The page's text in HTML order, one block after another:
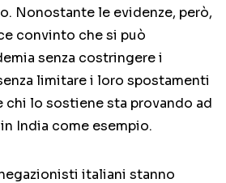
Nonostante le evidenze, però,
convinto che si può
senza costringere i
limitare i loro spostamenti
lo sostiene sta provando ad
India come esempio.
italiani stanno